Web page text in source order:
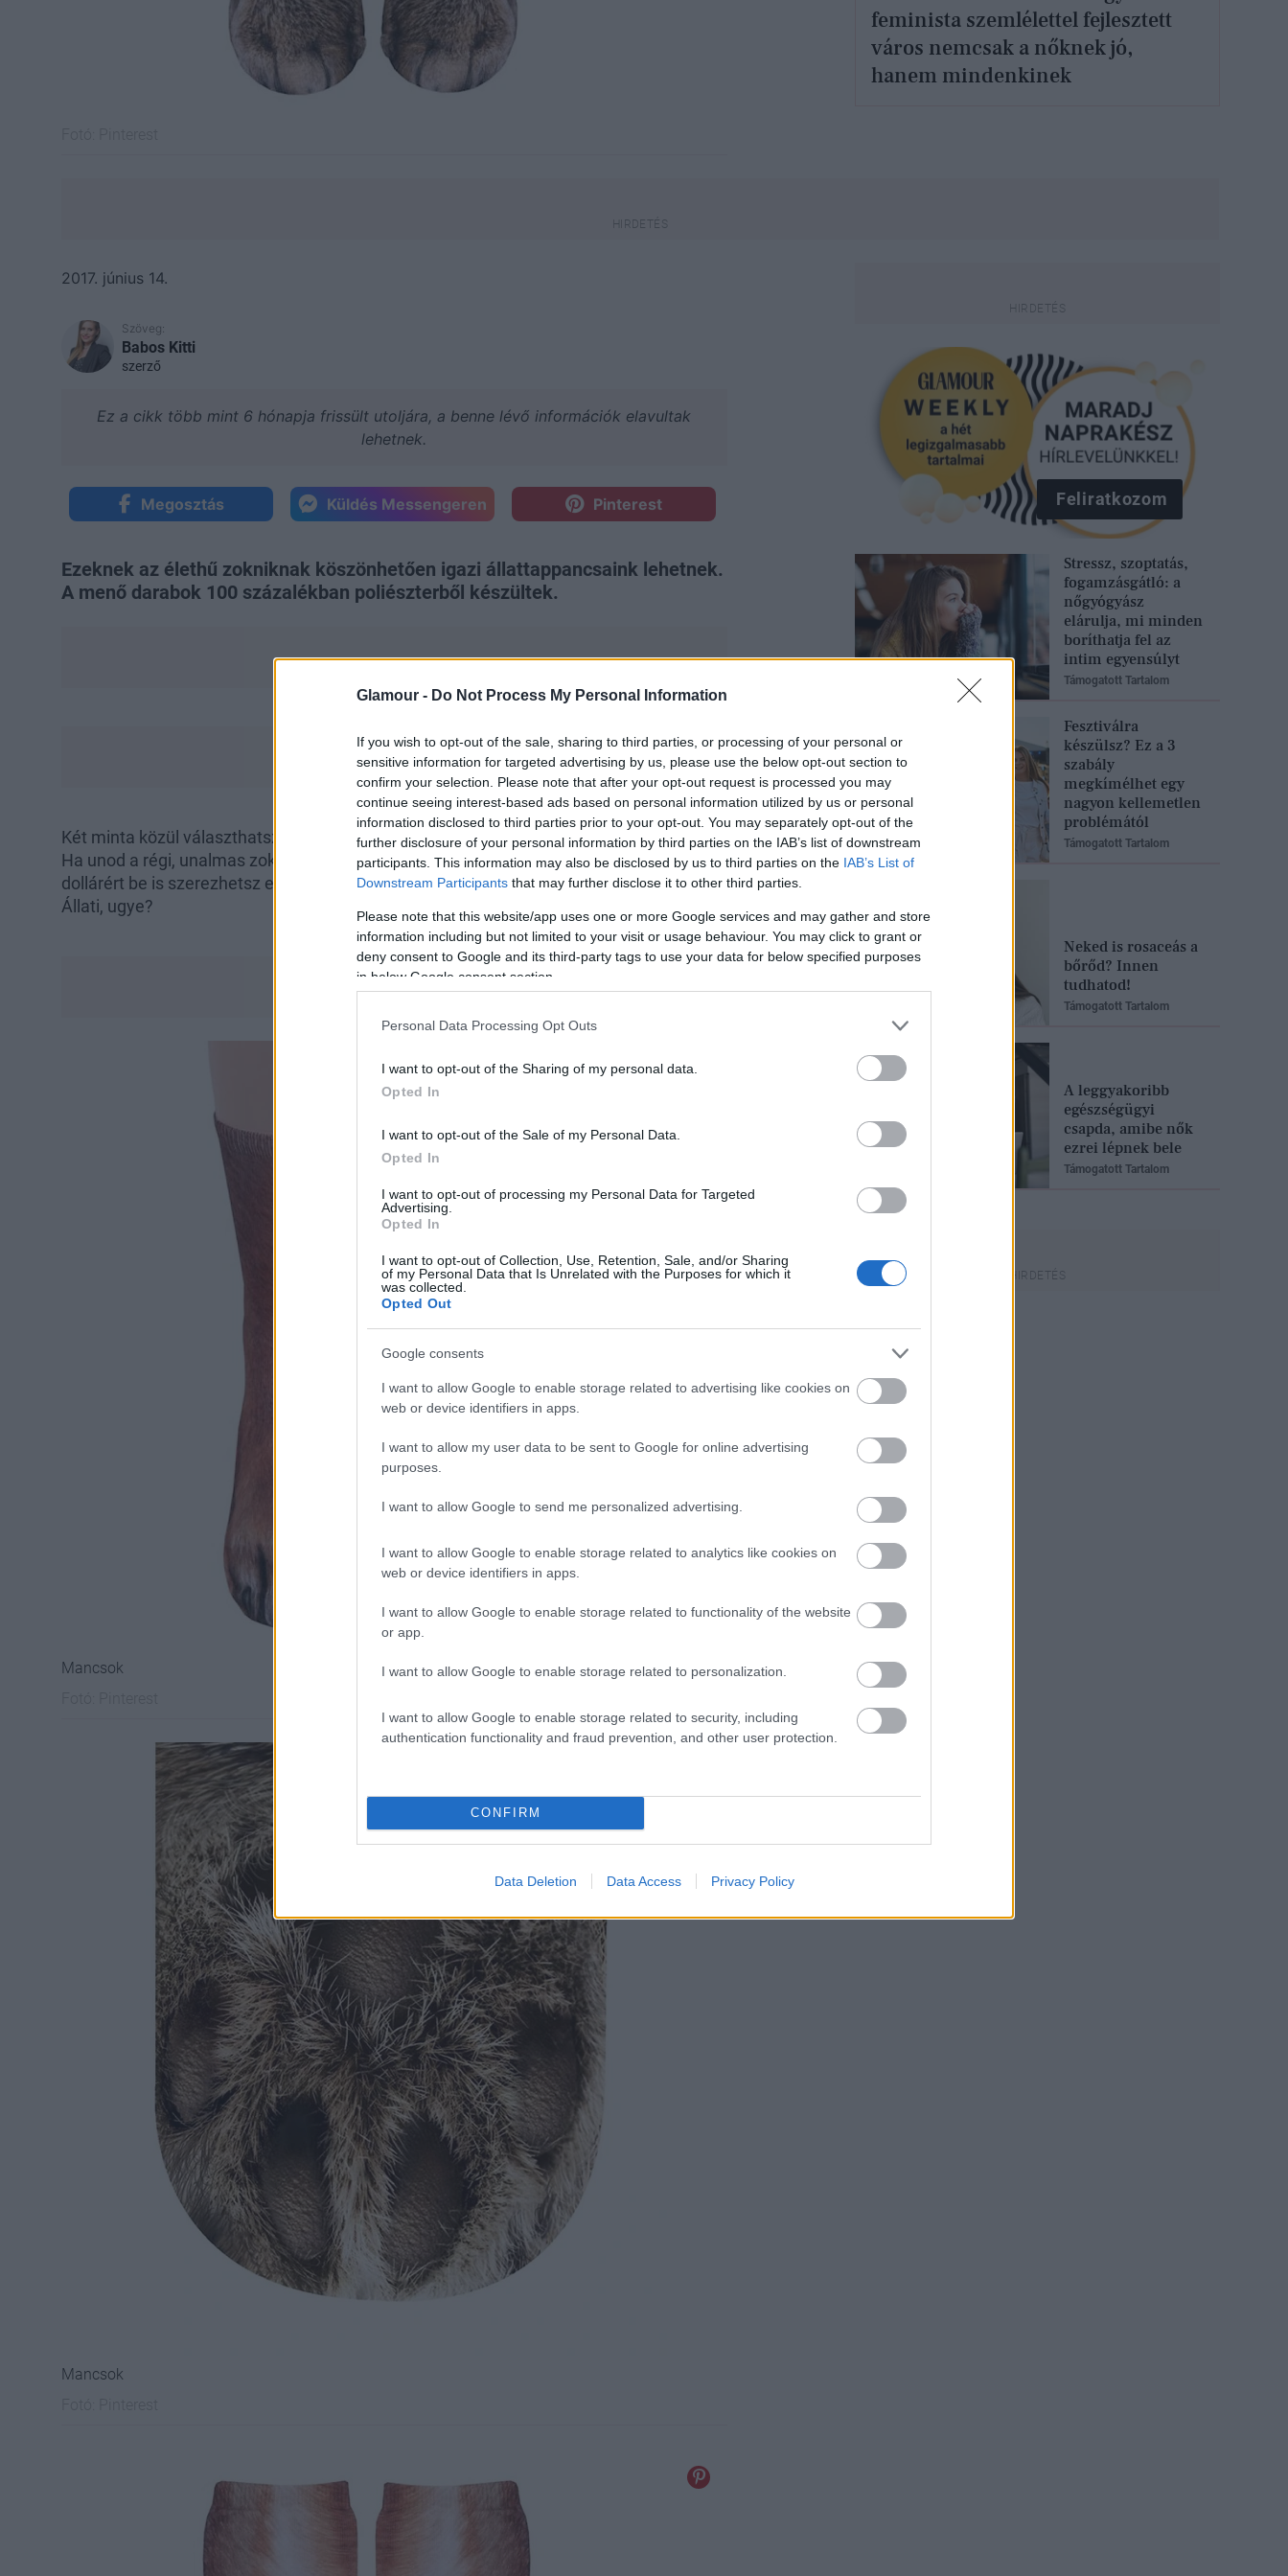
Glamour - Do Not Process My Personal Information
If you wish to opt-out of the sale, sharing to third parties, or processing of your personal or
sensitive information for targeted advertising by us, please use the below opt-out section to
confirm your selection. Please note that after your opt-out request is processed you may
continue seeing interest-based ads based on personal information utilized by us or personal
information disclosed to third parties prior to your opt-out. You may separately opt-out of the
further disclosure of your personal information by third parties on the IAB’s list of downstream
participants. This information may also be disclosed by us to third parties on the IAB’s List of
Downstream Participants that may further disclose it to other third parties.
Please note that this website/app uses one or more Google services and may gather and store
information including but not limited to your visit or usage behaviour. You may click to grant or
deny consent to Google and its third-party tags to use your data for below specified purposes
in below Google consent section.
Personal Data Processing Opt Outs
I want to opt-out of the Sharing of my personal data.
Opted In
I want to opt-out of the Sale of my Personal Data.
Opted In
I want to opt-out of processing my Personal Data for Targeted
Advertising.
Opted In
I want to opt-out of Collection, Use, Retention, Sale, and/or Sharing
of my Personal Data that Is Unrelated with the Purposes for which it
was collected.
Opted Out
Google consents
I want to allow Google to enable storage related to advertising like cookies on
web or device identifiers in apps.
I want to allow my user data to be sent to Google for online advertising
purposes.
I want to allow Google to send me personalized advertising.
I want to allow Google to enable storage related to analytics like cookies on
web or device identifiers in apps.
I want to allow Google to enable storage related to functionality of the website
or app.
I want to allow Google to enable storage related to personalization.
I want to allow Google to enable storage related to security, including
authentication functionality and fraud prevention, and other user protection.
CONFIRM
Data Deletion Data Access Privacy Policy
feminista szemlélettel fejlesztett
város nemcsak a nőknek jó,
hanem mindenkinek
2017. június 14.
Szöveg:
Babos Kitti
szerző
Ez a cikk több mint 6 hónapja frissült utoljára, a benne lévő információk elavultak
lehetnek.
Megosztás Küldés Messengeren Pinterest
Ezeknek az élethű zokniknak köszönhetően igazi állattappancsaink lehetnek.
A menő darabok 100 százalékban poliészterből készültek.
Két minta közül választhatsz, attól függően, hogy kutya- vagy cicamancsokat szeretnél.
Ha unod a régi, unalmas zoknikat és szeretnél felvágni a munkatársaid előtt, 11.95
dollárért be is szerezhetsz egy párat a whatonearthcatalog.com-on.
Állati, ugye?
Mancsok
Mancsok
Feliratkozom
Stressz, szoptatás,
fogamzásgátló: a
nőgyógyász
elárulja, mi minden
boríthatja fel az
intim egyensúlyt
Támogatott Tartalom
Fesztiválra
készülsz? Ez a 3
szabály
megkímélhet egy
nagyon kellemetlen
problémától
Támogatott Tartalom
Neked is rosaceás a
bőrőd? Innen
tudhatod!
Támogatott Tartalom
A leggyakoribb
egészségügyi
csapda, amibe nők
ezrei lépnek bele
Támogatott Tartalom